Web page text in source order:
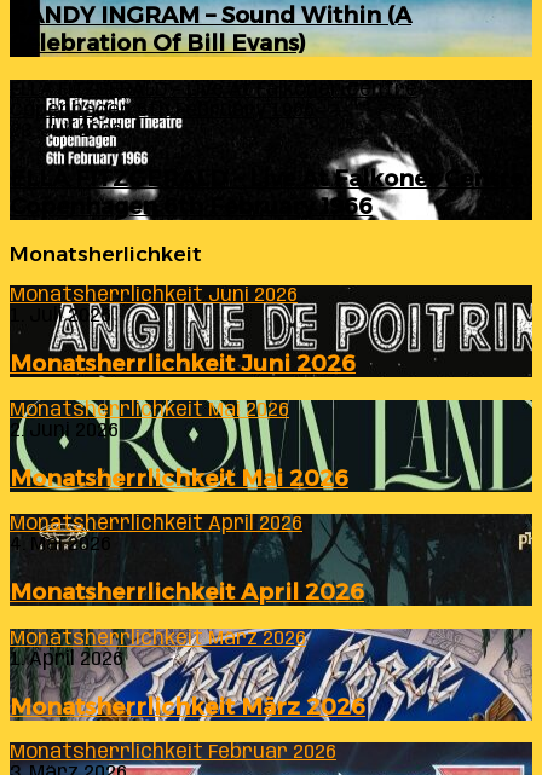
RANDY INGRAM – Sound Within (A
Celebration Of Bill Evans)
ELLA FITZGERALD – Live At Falkoner Centre
Copenhagen 6th February 1966
23. Juli 2026
ELLA FITZGERALD – Live At Falkoner Centre
Copenhagen 6th February 1966
Monatsherlichkeit
Monatsherrlichkeit Juni 2026
1. Juli 2026
Monatsherrlichkeit Juni 2026
Monatsherrlichkeit Mai 2026
2. Juni 2026
Monatsherrlichkeit Mai 2026
Monatsherrlichkeit April 2026
4. Mai 2026
Monatsherrlichkeit April 2026
Monatsherrlichkeit März 2026
1. April 2026
Monatsherrlichkeit März 2026
Monatsherrlichkeit Februar 2026